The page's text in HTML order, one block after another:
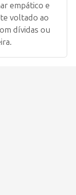
empático e
voltado ao
dívidas ou